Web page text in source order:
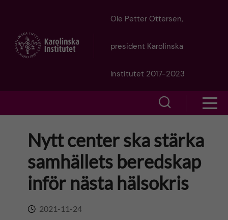
t
Ole Petter Ottersen,
president Karolinska
Institutet 2017-2023
o
w
s
Nytt center ska stärka
samhällets beredskap
inför nästa hälsokris
2021-11-24